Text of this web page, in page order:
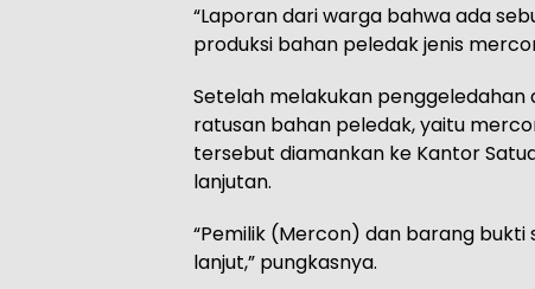
“Laporan dari warga bahwa ada
produksi bahan peledak jenis
Setelah melakukan
ratusan bahan peledak, yaitu
tersebut diamankan ke Kantor
lanjutan.
“Pemilik (Mercon) dan barang
lanjut,” pungkasnya.